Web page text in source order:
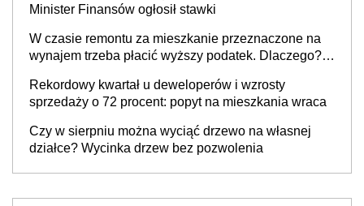
Minister Finansów ogłosił stawki
W czasie remontu za mieszkanie przeznaczone na
wynajem trzeba płacić wyższy podatek. Dlaczego?
Rekordowy kwartał u deweloperów i wzrosty
sprzedaży o 72 procent: popyt na mieszkania wraca
Czy w sierpniu można wyciąć drzewo na własnej
działce? Wycinka drzew bez pozwolenia